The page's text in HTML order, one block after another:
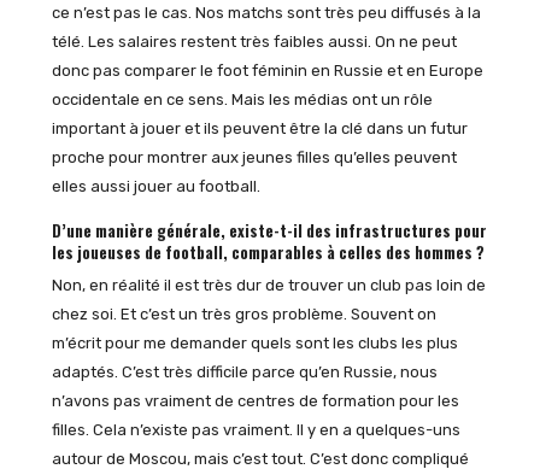
ce n’est pas le cas. Nos matchs sont très peu diffusés à la
télé. Les salaires restent très faibles aussi. On ne peut
donc pas comparer le foot féminin en Russie et en Europe
occidentale en ce sens. Mais les médias ont un rôle
important à jouer et ils peuvent être la clé dans un futur
proche pour montrer aux jeunes filles qu’elles peuvent
elles aussi jouer au football.
D’une manière générale, existe-t-il des infrastructures pour
les joueuses de football, comparables à celles des hommes ?
Non, en réalité il est très dur de trouver un club pas loin de
chez soi. Et c’est un très gros problème. Souvent on
m’écrit pour me demander quels sont les clubs les plus
adaptés. C’est très difficile parce qu’en Russie, nous
n’avons pas vraiment de centres de formation pour les
filles. Cela n’existe pas vraiment. Il y en a quelques-uns
autour de Moscou, mais c’est tout. C’est donc compliqué